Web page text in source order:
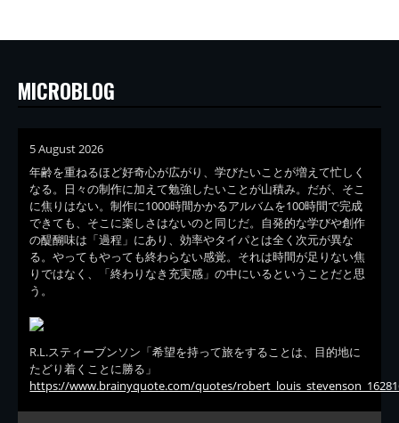
MICROBLOG
5 August 2026
年齢を重ねるほど好奇心が広がり、学びたいことが増えて忙しく
なる。日々の制作に加えて勉強したいことが山積み。だが、そこ
に焦りはない。制作に1000時間かかるアルバムを100時間で完成
できても、そこに楽しさはないのと同じだ。自発的な学びや創作
の醍醐味は「過程」にあり、効率やタイパとは全く次元が異な
る。やってもやっても終わらない感覚。それは時間が足りない焦
りではなく、「終わりなき充実感」の中にいるということだと思
う。
R.L.スティーブンソン「希望を持って旅をすることは、目的地に
たどり着くことに勝る」
https://www.brainyquote.com/quotes/